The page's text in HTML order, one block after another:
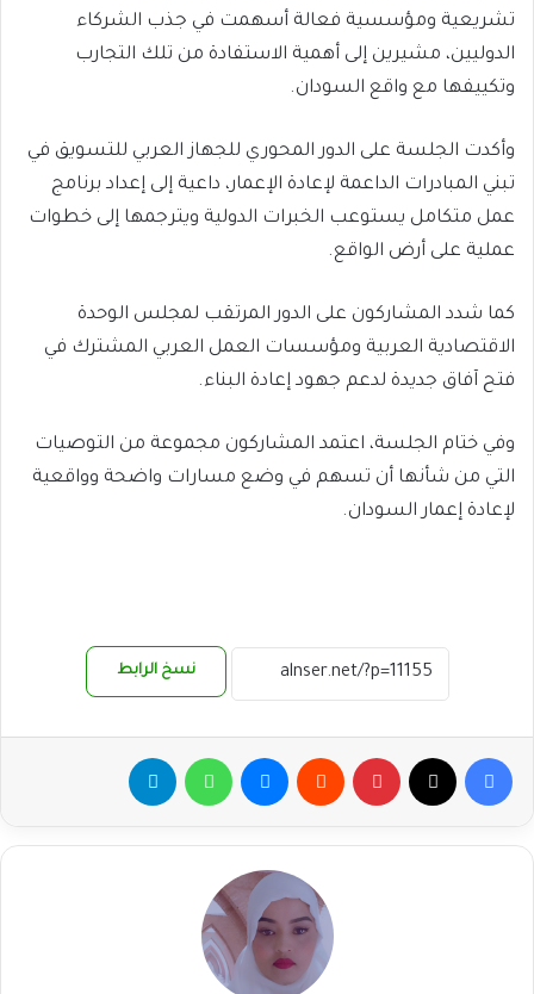
تشريعية ومؤسسية فعالة أسهمت في جذب الشركاء
الدوليين، مشيرين إلى أهمية الاستفادة من تلك التجارب
وتكييفها مع واقع السودان.
وأكدت الجلسة على الدور المحوري للجهاز العربي للتسويق في
تبني المبادرات الداعمة لإعادة الإعمار، داعية إلى إعداد برنامج
عمل متكامل يستوعب الخبرات الدولية ويترجمها إلى خطوات
عملية على أرض الواقع.
كما شدد المشاركون على الدور المرتقب لمجلس الوحدة
الاقتصادية العربية ومؤسسات العمل العربي المشترك في
فتح آفاق جديدة لدعم جهود إعادة البناء.
وفي ختام الجلسة، اعتمد المشاركون مجموعة من التوصيات
التي من شأنها أن تسهم في وضع مسارات واضحة وواقعية
لإعادة إعمار السودان.
نسخ الرابط
فيسبوك بينتيريست ماسنجر واتساب